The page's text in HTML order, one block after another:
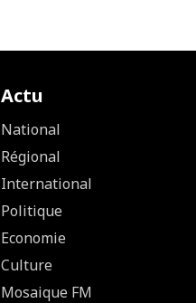
Actu
National
Régional
International
Politique
Economie
Culture
Mosaique FM